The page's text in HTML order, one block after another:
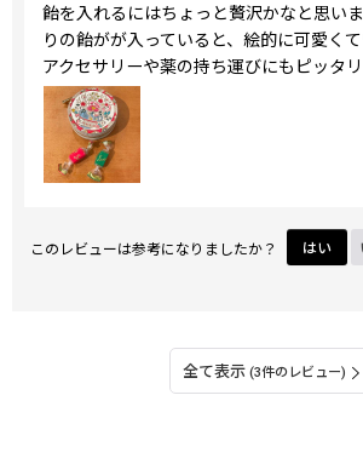
飴を入れるにはちょっと贅沢かなと思い
りの飴がが入っていると、絵的に可愛くて
アクセサリーや薬の持ち運びにもピッタリ
このレビューは参考になりましたか？ はい
全て表示 (3件のレビュー)